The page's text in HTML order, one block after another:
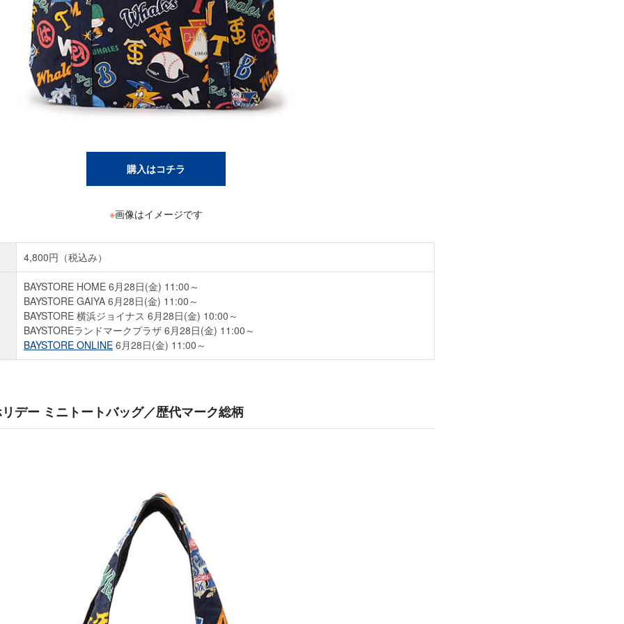
購入はコチラ
※画像はイメージです
4,800円（税込み）
BAYSTORE HOME 6月28日(金) 11:00～
BAYSTORE GAIYA 6月28日(金) 11:00～
BAYSTORE 横浜ジョイナス 6月28日(金) 10:00～
BAYSTOREランドマークプラザ 6月28日(金) 11:00～
BAYSTORE ONLINE 6月28日(金) 11:00～
デー ミニトートバッグ／歴代マーク総柄